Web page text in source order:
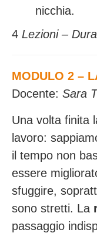
nicchia.
4 Lezioni –
MODULO 2 –
Docente: Sara
Una volta finita
lavoro:
il tempo non
essere
sfuggire,
sono stretti. La
passaggio